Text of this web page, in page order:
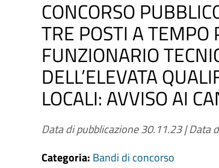
Numero
Categoria
Concorsi di progettazione o di idee
Periodo di validità
CONCORSO
TRE POSTI A
FUNZIONARIO
DELL’ELEVATA
LOCALI: AVVISO AI
Data di pubblicazione 30.11.23|Data
Categoria: Bandi di concorso